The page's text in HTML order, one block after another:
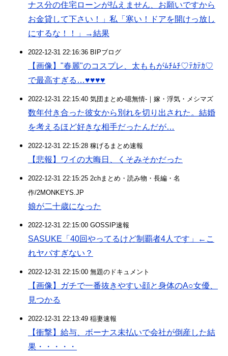
ナス分の住宅ローンが払えません、お願いですから
お金貸して下さい！」私「寒い！ドアを開けっ放し
にするな！！」→結果
2022-12-31 22:16:36 BIPブログ
【画像】"春麗"のコスプレ、太ももがﾑﾁﾑﾁ♡ﾃｶﾃｶ♡
で最高すぎる…♥♥♥♥
2022-12-31 22:15:40 気団まとめ-噫無情-｜嫁・浮気・メシマズ
数年付き合った彼女から別れを切り出された。結婚
を考えるほど好きな相手だったんだが…
2022-12-31 22:15:28 稼げるまとめ速報
【悲報】ワイの大晦日、くそみそかだった
2022-12-31 22:15:25 2chまとめ・読み物・長編・名
作/2MONKEYS.JP
娘が二十歳になった
2022-12-31 22:15:00 GOSSIP速報
SASUKE「40回やってるけど制覇者4人です」←こ
れヤバすぎない？
2022-12-31 22:15:00 無題のドキュメント
【画像】ガチで一番抜きやすい顔と身体のA○女優、
見つかる
2022-12-31 22:13:49 稲妻速報
【衝撃】給与、ボーナス未払いで会社が倒産した結
果・・・・・